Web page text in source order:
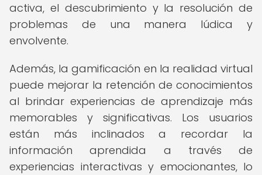
activa, el descubrimiento y la resolución de
problemas de una manera lúdica y
envolvente.
Además, la gamificación en la realidad virtual
puede mejorar la retención de conocimientos
al brindar experiencias de aprendizaje más
memorables y significativas. Los usuarios
están más inclinados a recordar la
información aprendida a través de
experiencias interactivas y emocionantes, lo